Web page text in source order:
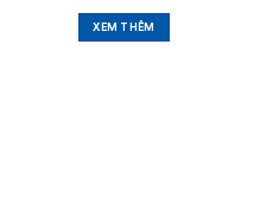
XEM THÊM